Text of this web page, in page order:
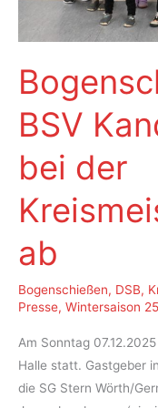
BSV
bei der
ab
Bogenschießen, DSB,
Presse, Wintersaison
Am Sonntag
Halle statt. Gastgeber
die SG Stern Wörth/